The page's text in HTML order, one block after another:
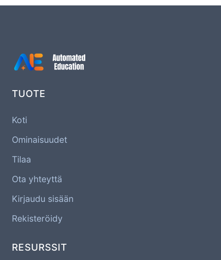
TUOTE
Koti
Ominaisuudet
Tilaa
Ota yhteyttä
Kirjaudu sisään
Rekisteröidy
RESURSSIT